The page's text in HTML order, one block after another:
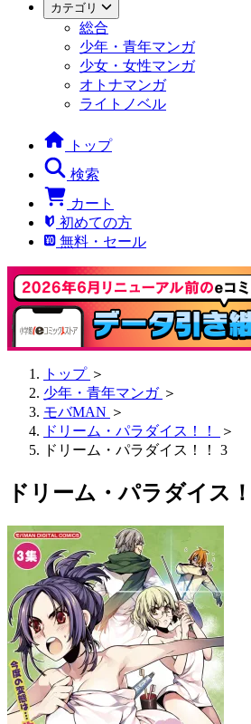
カテゴリ
総合
少年・青年マンガ
少女・女性マンガ
オトナマンガ
ライトノベル
トップ
検索
カート
初めての方
無料・セール
トップ ＞
少年・青年マンガ ＞
モバMAN ＞
ドリーム・パラダイス！！
＞
ドリーム・パラダイス！！ 3
ドリーム・パラダイス